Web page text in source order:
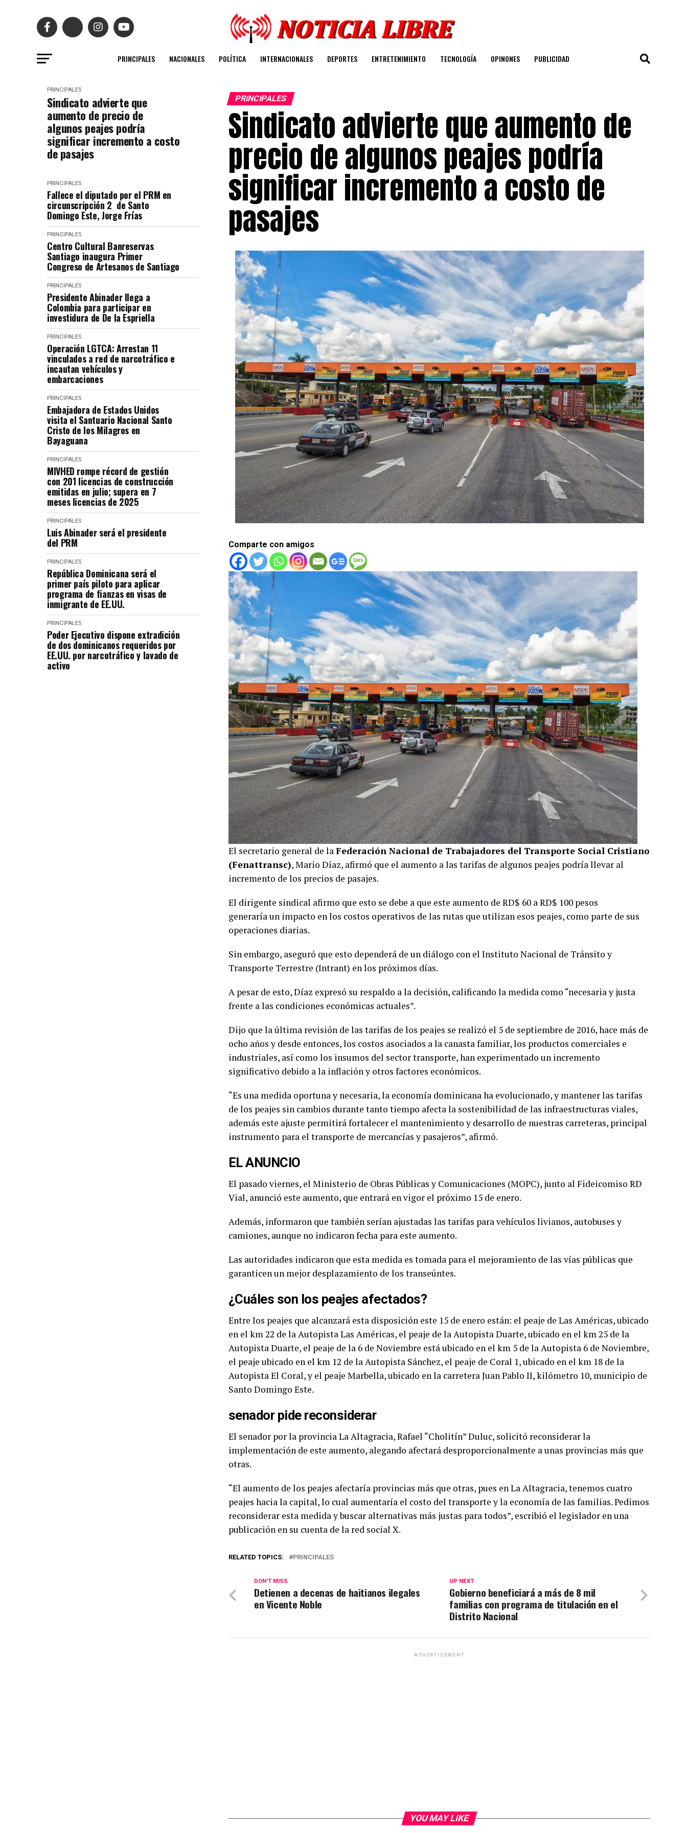
PRINCIPALES NACIONALES POLÍTICA INTERNACIONALES DEPORTES ENTRETENIMIENTO TECNOLOGÍA OPINONES PUBLICIDAD
PRINCIPALES
Sindicato advierte que
aumento de precio de
algunos peajes podría
significar incremento a costo
de pasajes
PRINCIPALES
Fallece el diputado por el PRM en
circunscripción 2 de Santo
Domingo Este, Jorge Frías
PRINCIPALES
Centro Cultural Banreservas
Santiago inaugura Primer
Congreso de Artesanos de Santiago
PRINCIPALES
Presidente Abinader llega a
Colombia para participar en
investidura de De la Espriella
PRINCIPALES
Operación LGTCA: Arrestan 11
vinculados a red de narcotráfico e
incautan vehículos y
embarcaciones
PRINCIPALES
Embajadora de Estados Unidos
visita el Santuario Nacional Santo
Cristo de los Milagros en
Bayaguana
PRINCIPALES
MIVHED rompe récord de gestión
con 201 licencias de construcción
emitidas en julio; supera en 7
meses licencias de 2025
PRINCIPALES
Luis Abinader será el presidente
del PRM
PRINCIPALES
República Dominicana será el
primer país piloto para aplicar
programa de fianzas en visas de
inmigrante de EE.UU.
PRINCIPALES
Poder Ejecutivo dispone extradición
de dos dominicanos requeridos por
EE.UU. por narcotráfico y lavado de
activo
PRINCIPALES
Sindicato advierte que aumento de
precio de algunos peajes podría
significar incremento a costo de
pasajes
Comparte con amigos
El secretario general de laFederación Nacional de Trabajadores del Transporte Social Cristiano
(Fenattransc), Mario Díaz, afirmó que el aumento a las tarifas de algunos peajes podría llevar al
incremento de los precios de pasajes.
El dirigente sindical afirmo que esto se debe a que este aumento de RD$ 60 a RD$ 100 pesos
generaría un impacto en los costos operativos de las rutas que utilizan esos peajes, como parte de sus
operaciones diarias.
Sin embargo, aseguró que esto dependerá de un diálogo con el Instituto Nacional de Tránsito y
Transporte Terrestre (Intrant) en los próximos días.
A pesar de esto, Díaz expresó su respaldo a la decisión, calificando la medida como “necesaria y justa
frente a las condiciones económicas actuales”.
Dijo que la última revisión de las tarifas de los peajes se realizó el 5 de septiembre de 2016, hace más de
ocho años y desde entonces, los costos asociados a la canasta familiar, los productos comerciales e
industriales, así como los insumos del sector transporte, han experimentado un incremento
significativo debido a la inflación y otros factores económicos.
“Es una medida oportuna y necesaria, la economía dominicana ha evolucionado, y mantener las tarifas
de los peajes sin cambios durante tanto tiempo afecta la sostenibilidad de las infraestructuras viales,
además este ajuste permitirá fortalecer el mantenimiento y desarrollo de nuestras carreteras, principal
instrumento para el transporte de mercancías y pasajeros”, afirmó.
EL ANUNCIO
El pasado viernes, el Ministerio de Obras Públicas y Comunicaciones (MOPC), junto al Fideicomiso RD
Vial, anunció este aumento, que entrará en vigor el próximo 15 de enero.
Además, informaron que también serían ajustadas las tarifas para vehículos livianos, autobuses y
camiones, aunque no indicaron fecha para este aumento.
Las autoridades indicaron que esta medida es tomada para el mejoramiento de las vías públicas que
garanticen un mejor desplazamiento de los transeúntes.
¿Cuáles son los peajes afectados?
Entre los peajes que alcanzará esta disposición este 15 de enero están: el peaje de Las Américas, ubicado
en el km 22 de la Autopista Las Américas, el peaje de la Autopista Duarte, ubicado en el km 25 de la
Autopista Duarte, el peaje de la 6 de Noviembre está ubicado en el km 5 de la Autopista 6 de Noviembre,
el peaje ubicado en el km 12 de la Autopista Sánchez, el peaje de Coral 1, ubicado en el km 18 de la
Autopista El Coral, y el peaje Marbella, ubicado en la carretera Juan Pablo II, kilómetro 10, municipio de
Santo Domingo Este.
senador pide reconsiderar
El senador por la provincia La Altagracia, Rafael “Cholitín” Duluc, solicitó reconsiderar la
implementación de este aumento, alegando afectará desproporcionalmente a unas provincias más que
otras.
“El aumento de los peajes afectaría provincias más que otras, pues en La Altagracia, tenemos cuatro
peajes hacia la capital, lo cual aumentaría el costo del transporte y la economía de las familias. Pedimos
reconsiderar esta medida y buscar alternativas más justas para todos”, escribió el legislador en una
publicación en su cuenta de la red social X.
RELATED TOPICS: PRINCIPALES
UP NEXT
Gobierno beneficiará a más de 8 mil
familias con programa de titulación en el
Distrito Nacional
DON'T MISS
Detienen a decenas de haitianos ilegales
en Vicente Noble
ADVERTISEMENT
YOU MAY LIKE